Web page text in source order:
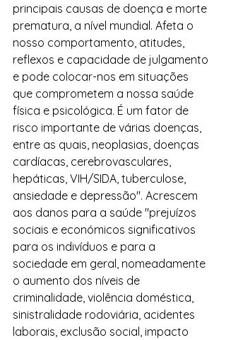
principais causas de doença e morte
prematura, a nível mundial. Afeta o
nosso comportamento, atitudes,
reflexos e capacidade de julgamento
e pode colocar-nos em situações
que comprometem a nossa saúde
física e psicológica. É um fator de
risco importante de várias doenças,
entre as quais, neoplasias, doenças
cardíacas, cerebrovasculares,
hepáticas, VIH/SIDA, tuberculose,
ansiedade e depressão". Acrescem
aos danos para a saúde "prejuízos
sociais e económicos significativos
para os indivíduos e para a
sociedade em geral, nomeadamente
o aumento dos níveis de
criminalidade, violência doméstica,
sinistralidade rodoviária, acidentes
laborais, exclusão social, impacto